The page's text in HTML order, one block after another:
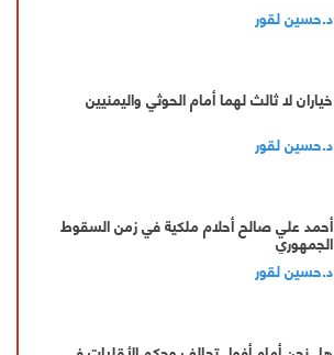
د.حسين لقور
‏خياران لا ثالث لهما أمام الحوثي واليمنيين
د.حسين لقور
‏أحمد علي صالح أحلام ملكية في زمن السقوط
الجمهوري
د.حسين لقور